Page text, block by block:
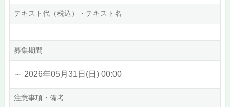
テキスト代（税込）・テキスト名
募集期間
～ 2026年05月31日(日) 00:00
注意事項・備考